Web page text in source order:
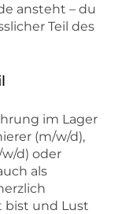
ansteht – du
Teil des
im Lager
(m/w/d),
d) oder
als
bist und Lust